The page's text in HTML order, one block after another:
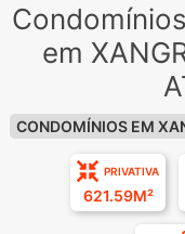
em
CONDOMÍNIOS EM
PRIVATIVA
621.59M²